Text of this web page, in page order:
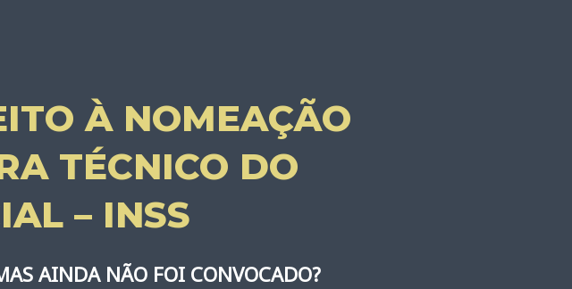
À NOMEAÇÃO
TÉCNICO DO
– INSS
AINDA NÃO FOI CONVOCADO?